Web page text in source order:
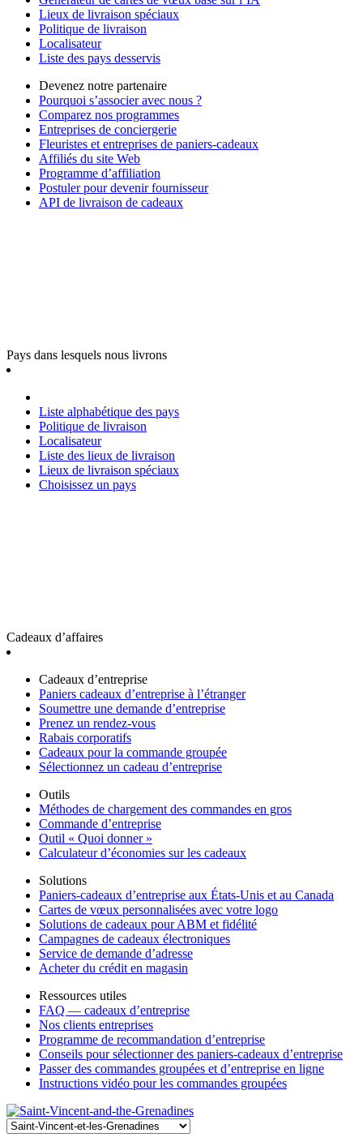
Lieux de livraison spéciaux
Politique de livraison
Localisateur
Liste des pays desservis
Devenez notre partenaire
Pourquoi s’associer avec nous ?
Comparez nos programmes
Entreprises de conciergerie
Fleuristes et entreprises de paniers-cadeaux
Affiliés du site Web
Programme d’affiliation
Postuler pour devenir fournisseur
API de livraison de cadeaux
Pays dans lesquels nous livrons
Liste alphabétique des pays
Politique de livraison
Localisateur
Liste des lieux de livraison
Lieux de livraison spéciaux
Choisissez un pays
Cadeaux d’affaires
Cadeaux d’entreprise
Paniers cadeaux d’entreprise à l’étranger
Soumettre une demande d’entreprise
Prenez un rendez-vous
Rabais corporatifs
Cadeaux pour la commande groupée
Sélectionnez un cadeau d’entreprise
Outils
Méthodes de chargement des commandes en gros
Commande d’entreprise
Outil « Quoi donner »
Calculateur d’économies sur les cadeaux
Solutions
Paniers-cadeaux d’entreprise aux États-Unis et au Canada
Cartes de vœux personnalisées avec votre logo
Solutions de cadeaux pour ABM et fidélité
Campagnes de cadeaux électroniques
Service de demande d’adresse
Acheter du crédit en magasin
Ressources utiles
FAQ — cadeaux d’entreprise
Nos clients entreprises
Programme de recommandation d’entreprise
Conseils pour sélectionner des paniers-cadeaux d’entreprise
Passer des commandes groupées et d’entreprise en ligne
Instructions vidéo pour les commandes groupées